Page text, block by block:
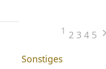
1 2 3 4 5
Sonstiges